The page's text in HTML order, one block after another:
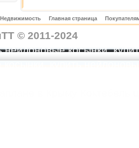
Недвижимость Главная страница
© 2011-2024
нейлоновые косынки,
косынки, купить